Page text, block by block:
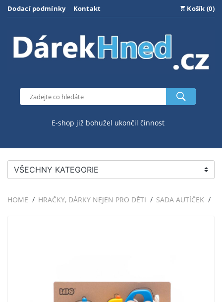
Dodací podmínky Kontakt Košík (0)
E-shop již bohužel ukončil činnost
VŠECHNY KATEGORIE
HOME HRAČKY, DÁRKY NEJEN PRO DĚTI SADA AUTÍČEK